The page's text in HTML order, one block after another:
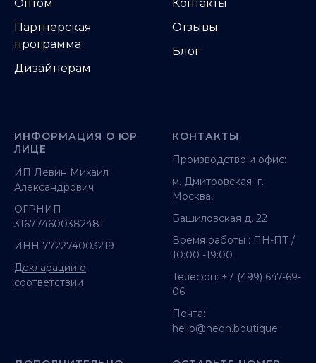
Оптом
Партнерская
программа
Дизайнерам
Контакты
Отзывы
Блог
ИНФОРМАЦИЯ О ЮР
ЛИЦЕ
ИП Левин Михаил
Александрович
ОГРНИП
316774600382481
ИНН 772274003219
Декларации о
соответствии
КОНТАКТЫ
Производство и офис:
м. Дмитровская г.
Москва,
Башиловская д. 22
Время работы : ПН-ПТ /
10:00 -19:00
Телефон: +7 (499) 647-69-
06
Почта:
hello@neon.boutique